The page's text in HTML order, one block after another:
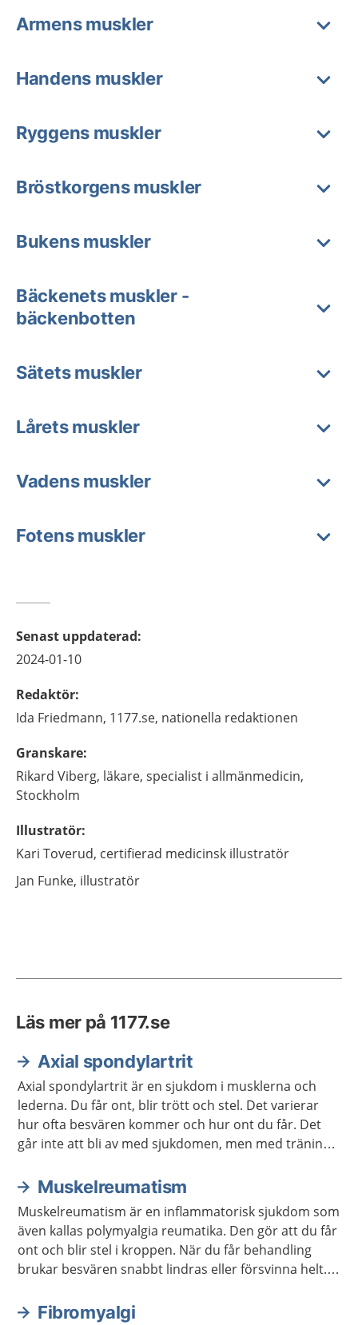
Armens muskler
Handens muskler
Ryggens muskler
Bröstkorgens muskler
Bukens muskler
Bäckenets muskler -
bäckenbotten
Sätets muskler
Lårets muskler
Vadens muskler
Fotens muskler
Senast uppdaterad:
2024-01-10
Redaktör:
Ida Friedmann, 1177.se, nationella redaktionen
Granskare:
Rikard Viberg, läkare, specialist i allmänmedicin,
Stockholm
Illustratör:
Kari Toverud, certifierad medicinsk illustratör
Jan Funke, illustratör
Läs mer på 1177.se
Axial spondylartrit
Axial spondylartrit är en sjukdom i musklerna och
lederna. Du får ont, blir trött och stel. Det varierar
hur ofta besvären kommer och hur ont du får. Det
går inte att bli av med sjukdomen, men med träning
Muskelreumatism
Muskelreumatism är en inflammatorisk sjukdom som
även kallas polymyalgia reumatika. Den gör att du får
ont och blir stel i kroppen. När du får behandling
brukar besvären snabbt lindras eller försvinna helt.
Fibromyalgi